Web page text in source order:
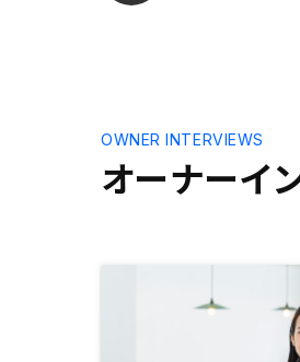
オーナーイ
OWNER INTERVIEWS